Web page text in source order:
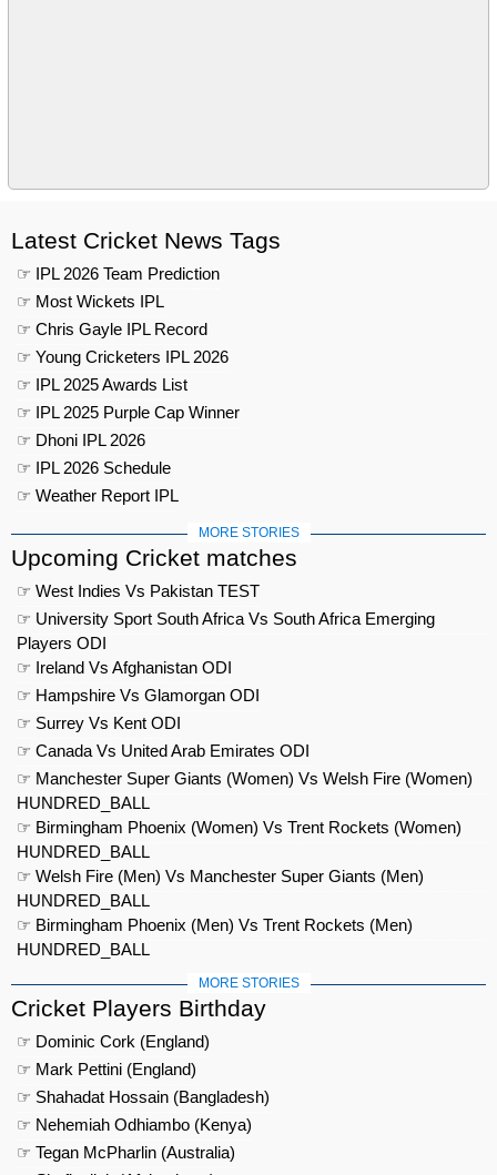
Latest Cricket News Tags
☞ IPL 2026 Team Prediction
☞ Most Wickets IPL
☞ Chris Gayle IPL Record
☞ Young Cricketers IPL 2026
☞ IPL 2025 Awards List
☞ IPL 2025 Purple Cap Winner
☞ Dhoni IPL 2026
☞ IPL 2026 Schedule
☞ Weather Report IPL
MORE STORIES
Upcoming Cricket matches
☞ West Indies Vs Pakistan TEST
☞ University Sport South Africa Vs South Africa Emerging
Players ODI
☞ Ireland Vs Afghanistan ODI
☞ Hampshire Vs Glamorgan ODI
☞ Surrey Vs Kent ODI
☞ Canada Vs United Arab Emirates ODI
☞ Manchester Super Giants (Women) Vs Welsh Fire (Women)
HUNDRED_BALL
☞ Birmingham Phoenix (Women) Vs Trent Rockets (Women)
HUNDRED_BALL
☞ Welsh Fire (Men) Vs Manchester Super Giants (Men)
HUNDRED_BALL
☞ Birmingham Phoenix (Men) Vs Trent Rockets (Men)
HUNDRED_BALL
MORE STORIES
Cricket Players Birthday
☞ Dominic Cork (England)
☞ Mark Pettini (England)
☞ Shahadat Hossain (Bangladesh)
☞ Nehemiah Odhiambo (Kenya)
☞ Tegan McPharlin (Australia)